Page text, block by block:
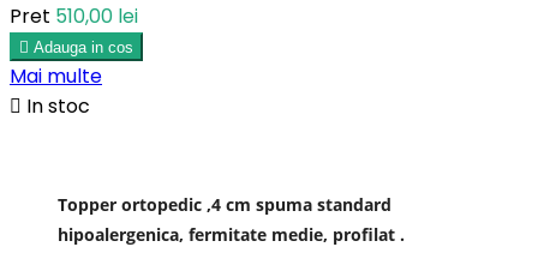
Pret 510,00 lei
 Adauga in cos
Mai multe
 In stoc
Topper ortopedic ,4 cm spuma standard
hipoalergenica, fermitate medie, profilat .